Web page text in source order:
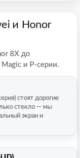
и Honor
8X до
и P-серии.
стоят дорогие
стекло — мы
экран и